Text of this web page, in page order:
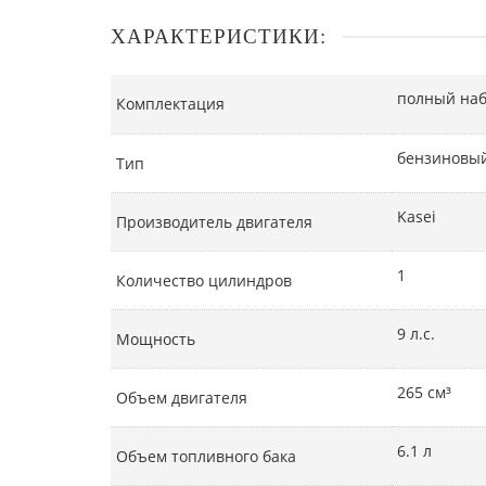
ХАРАКТЕРИСТИКИ:
Комплектация полный
Тип
Производитель двигателя Kasei
Количество цилиндров 1
Мощность 9 л.с.
Объем двигателя 265 см³
Объем топливного бака 6.1 л